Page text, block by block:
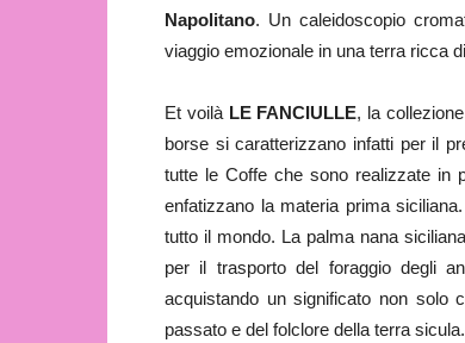
Napolitano. Un caleidoscopio
viaggio emozionale in una terra ricca
Et voilà LE FANCIULLE, la
borse si caratterizzano infatti per il
tutte le Coffe che sono realizzate in
enfatizzano la materia prima
tutto il mondo. La palma nana
per il trasporto del foraggio degli
acquistando un significato non solo
passato e del folclore della terra sicula.